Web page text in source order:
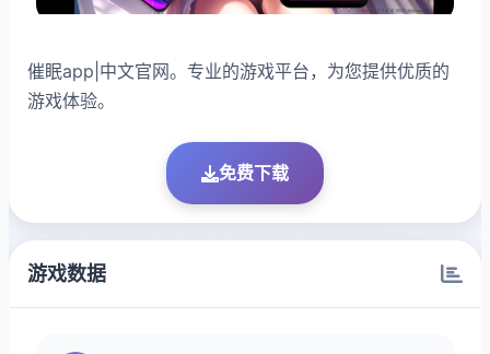
催眠app|中文官网。专业的游戏平台，为您提供优质的
游戏体验。
免费下载
游戏数据